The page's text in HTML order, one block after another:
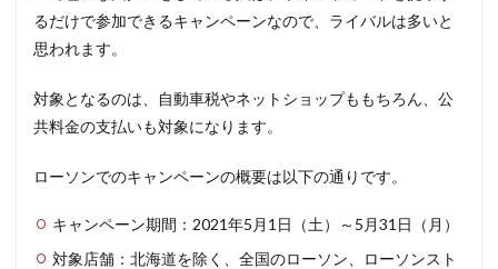
るだけで参加できるキャンペーンなので、ライバルは多いと
思われます。
対象となるのは、自動車税やネットショップももちろん、公
共料金の支払いも対象になります。
ローソンでのキャンペーンの概要は以下の通りです。
キャンペーン期間：2021年5月1日（土）～5月31日（月）
対象店舗：北海道を除く、全国のローソン、ローソンスト